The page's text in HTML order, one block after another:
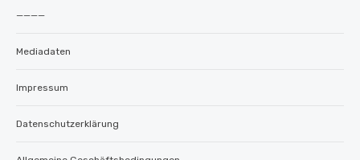
————
Mediadaten
Impressum
Datenschutzerklärung